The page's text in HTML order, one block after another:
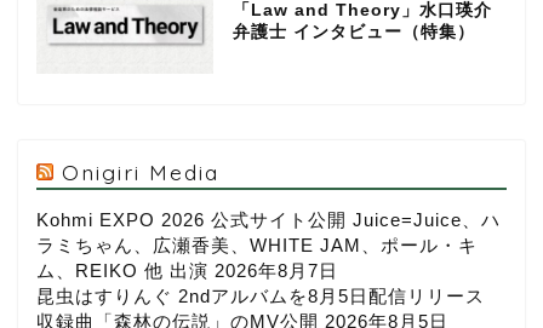
「Law and Theory」水口瑛介
弁護士 インタビュー（特集）
Onigiri Media
Kohmi EXPO 2026 公式サイト公開 Juice=Juice、ハ
ラミちゃん、広瀬香美、WHITE JAM、ポール・キ
ム、REIKO 他 出演 2026年8月7日
昆虫はすりんぐ 2ndアルバムを8月5日配信リリース
収録曲「森林の伝説」のMV公開 2026年8月5日